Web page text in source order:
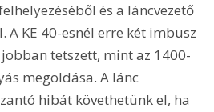
és a láncvezető
A KE 40-esnél erre két imbusz
jobban tetszett, mint az 1400-
megoldása. A lánc
hibát követhetünk el, ha